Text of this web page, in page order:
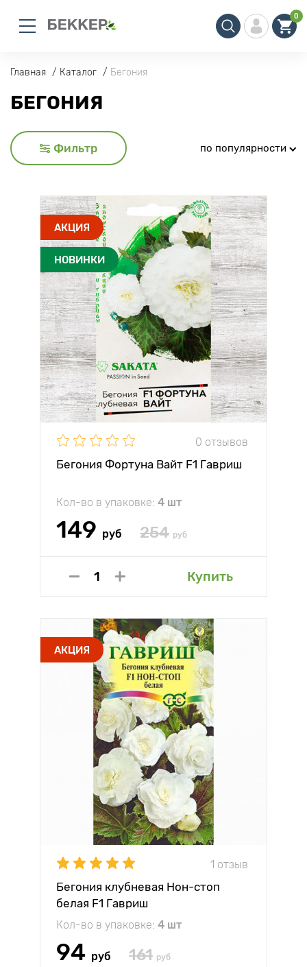
0
Главная Каталог Бегония
БЕГОНИЯ
Фильтр по популярности
АКЦИЯ
НОВИНКИ
0 отзывов
Бегония Фортуна Вайт F1 Гавриш
Кол-во в упаковке: 4 шт
149 руб 254 руб
Купить
АКЦИЯ
1 отзыв
Бегония клубневая Нон-стоп
белая F1 Гавриш
Кол-во в упаковке: 4 шт
94 руб 161 руб